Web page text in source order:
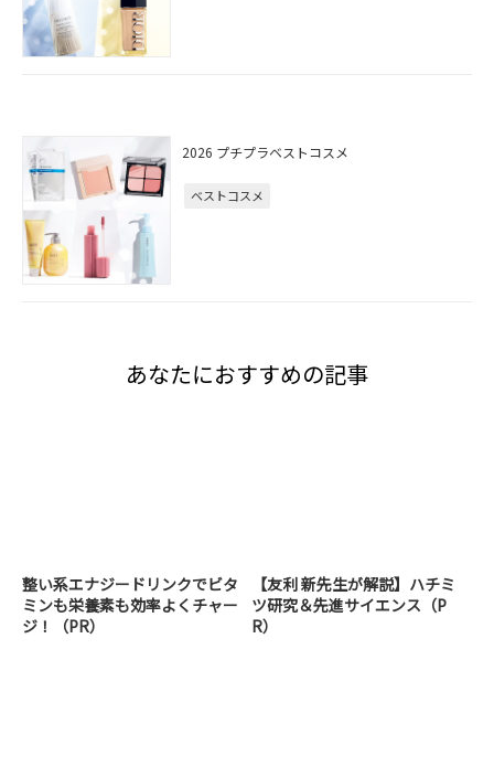
2026 プチプラベストコスメ
ベストコスメ
あなたにおすすめの記事
整い系エナジードリンクでビタ
ミンも栄養素も効率よくチャー
ジ！（PR）
【友利 新先生が解説】ハチミ
ツ研究＆先進サイエンス（P
R）